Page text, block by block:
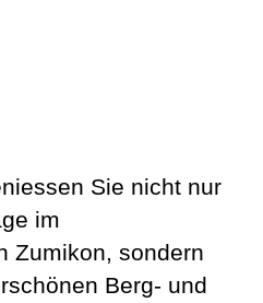
Sie nicht nur
im
Zumikon, sondern
Berg- und